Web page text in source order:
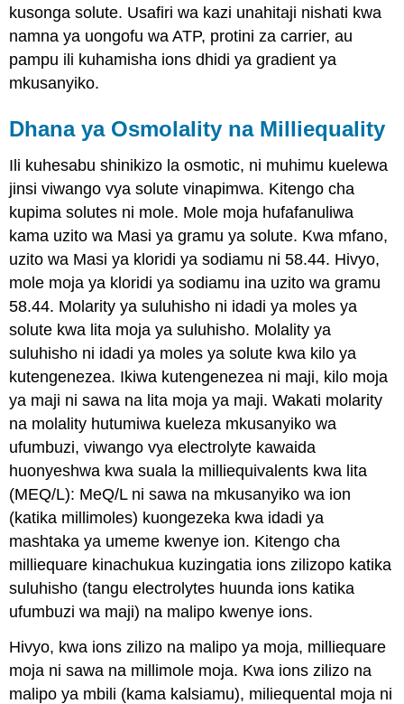
kusonga solute. Usafiri wa kazi unahitaji nishati kwa
namna ya uongofu wa ATP, protini za carrier, au
pampu ili kuhamisha ions dhidi ya gradient ya
mkusanyiko.
Dhana ya Osmolality na Milliequality
Ili kuhesabu shinikizo la osmotic, ni muhimu kuelewa
jinsi viwango vya solute vinapimwa. Kitengo cha
kupima solutes ni mole. Mole moja hufafanuliwa
kama uzito wa Masi ya gramu ya solute. Kwa mfano,
uzito wa Masi ya kloridi ya sodiamu ni 58.44. Hivyo,
mole moja ya kloridi ya sodiamu ina uzito wa gramu
58.44. Molarity ya suluhisho ni idadi ya moles ya
solute kwa lita moja ya suluhisho. Molality ya
suluhisho ni idadi ya moles ya solute kwa kilo ya
kutengenezea. Ikiwa kutengenezea ni maji, kilo moja
ya maji ni sawa na lita moja ya maji. Wakati molarity
na molality hutumiwa kueleza mkusanyiko wa
ufumbuzi, viwango vya electrolyte kawaida
huonyeshwa kwa suala la milliequivalents kwa lita
(MEQ/L): MeQ/L ni sawa na mkusanyiko wa ion
(katika millimoles) kuongezeka kwa idadi ya
mashtaka ya umeme kwenye ion. Kitengo cha
milliequare kinachukua kuzingatia ions zilizopo katika
suluhisho (tangu electrolytes huunda ions katika
ufumbuzi wa maji) na malipo kwenye ions.
Hivyo, kwa ions zilizo na malipo ya moja, milliequare
moja ni sawa na millimole moja. Kwa ions zilizo na
malipo ya mbili (kama kalsiamu), miliequental moja ni